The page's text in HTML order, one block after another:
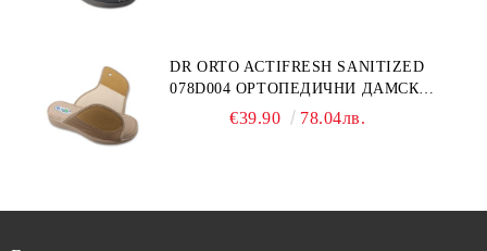
DR ORTO ACTIFRESH SANITIZED
078D004 ОРТОПЕДИЧНИ ДАМСКИ
ЧЕХЛИ ЗА МНОГО ОТЕКЪЛ КРАК,
€39.90 78.04лв.